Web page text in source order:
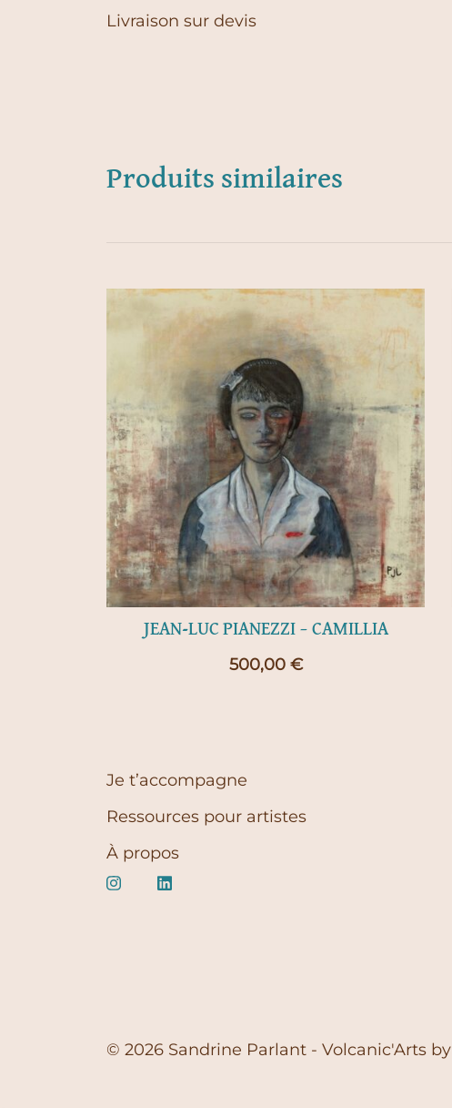
Livraison sur devis
Produits similaires
JEAN-LUC PIANEZZI – CAMILLIA
500,00 €
Je t’accompagne
Ressources pour artistes
À propos
© 2026 Sandrine Parlant - Volcanic'Arts by